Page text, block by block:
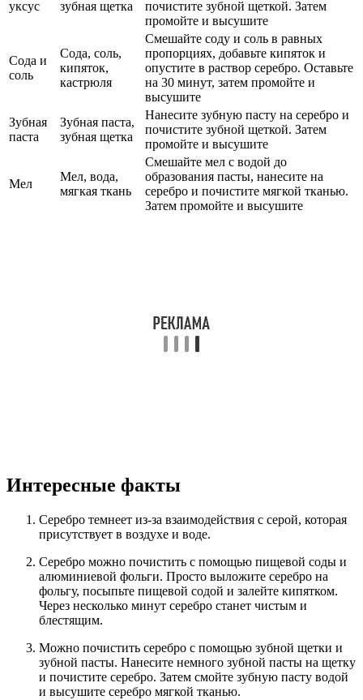
уксус зубная щетка
почистите зубной щеткой. Затем
промойте и высушите
Сода и
соль
Сода, соль,
кипяток,
кастрюля
Смешайте соду и соль в равных
пропорциях, добавьте кипяток и
опустите в раствор серебро. Оставьте
на 30 минут, затем промойте и
высушите
Зубная
паста
Зубная паста,
зубная щетка
Нанесите зубную пасту на серебро и
почистите зубной щеткой. Затем
промойте и высушите
Мел
Мел, вода,
мягкая ткань
Смешайте мел с водой до
образования пасты, нанесите на
серебро и почистите мягкой тканью.
Затем промойте и высушите
Интересные факты
Серебро темнеет из-за взаимодействия с серой, которая
присутствует в воздухе и воде.
Серебро можно почистить с помощью пищевой соды и
алюминиевой фольги. Просто выложите серебро на
фольгу, посыпьте пищевой содой и залейте кипятком.
Через несколько минут серебро станет чистым и
блестящим.
Можно почистить серебро с помощью зубной щетки и
зубной пасты. Нанесите немного зубной пасты на щетку
и почистите серебро. Затем смойте зубную пасту водой
и высушите серебро мягкой тканью.